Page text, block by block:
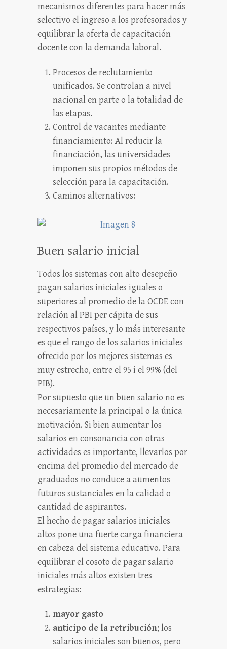
mecanismos diferentes para hacer más
selectivo el ingreso a los profesorados y
equilibrar la oferta de capacitación
docente con la demanda laboral.
Procesos de reclutamiento
unificados. Se controlan a nivel
nacional en parte o la totalidad de
las etapas.
Control de vacantes mediante
financiamiento: Al reducir la
financiación, las universidades
imponen sus propios métodos de
selección para la capacitación.
Caminos alternativos:
Buen salario inicial
Todos los sistemas con alto desepeño
pagan salarios iniciales iguales o
superiores al promedio de la OCDE con
relación al PBI per cápita de sus
respectivos países, y lo más interesante
es que el rango de los salarios iniciales
ofrecido por los mejores sistemas es
muy estrecho, entre el 95 i el 99% (del
PIB).
Por supuesto que un buen salario no es
necesariamente la principal o la única
motivación. Si bien aumentar los
salarios en consonancia con otras
actividades es importante, llevarlos por
encima del promedio del mercado de
graduados no conduce a aumentos
futuros sustanciales en la calidad o
cantidad de aspirantes.
El hecho de pagar salarios iniciales
altos pone una fuerte carga financiera
en cabeza del sistema educativo. Para
equilibrar el cosoto de pagar salario
iniciales más altos existen tres
estrategias:
mayor gasto
anticipo de la retribución; los
salarios iniciales son buenos, pero